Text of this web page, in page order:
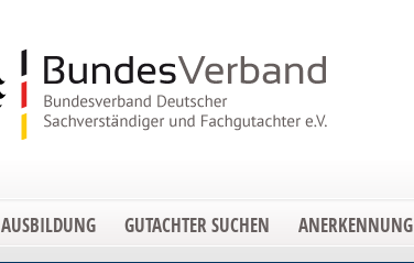
AUSBILDUNG GUTACHTER SUCHEN ANERKENNUNG